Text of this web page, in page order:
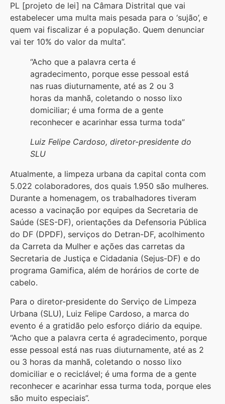
PL [projeto de lei] na Câmara Distrital que vai
estabelecer uma multa mais pesada para o ‘sujão’, e
quem vai fiscalizar é a população. Quem denunciar
vai ter 10% do valor da multa”.
“Acho que a palavra certa é
agradecimento, porque esse pessoal está
nas ruas diuturnamente, até as 2 ou 3
horas da manhã, coletando o nosso lixo
domiciliar; é uma forma de a gente
reconhecer e acarinhar essa turma toda”
Luiz Felipe Cardoso, diretor-presidente do
SLU
Atualmente, a limpeza urbana da capital conta com
5.022 colaboradores, dos quais 1.950 são mulheres.
Durante a homenagem, os trabalhadores tiveram
acesso a vacinação por equipes da Secretaria de
Saúde (SES-DF), orientações da Defensoria Pública
do DF (DPDF), serviços do Detran-DF, acolhimento
da Carreta da Mulher e ações das carretas da
Secretaria de Justiça e Cidadania (Sejus-DF) e do
programa Gamifica, além de horários de corte de
cabelo.
Para o diretor-presidente do Serviço de Limpeza
Urbana (SLU), Luiz Felipe Cardoso, a marca do
evento é a gratidão pelo esforço diário da equipe.
“Acho que a palavra certa é agradecimento, porque
esse pessoal está nas ruas diuturnamente, até as 2
ou 3 horas da manhã, coletando o nosso lixo
domiciliar e o reciclável; é uma forma de a gente
reconhecer e acarinhar essa turma toda, porque eles
são muito especiais”.